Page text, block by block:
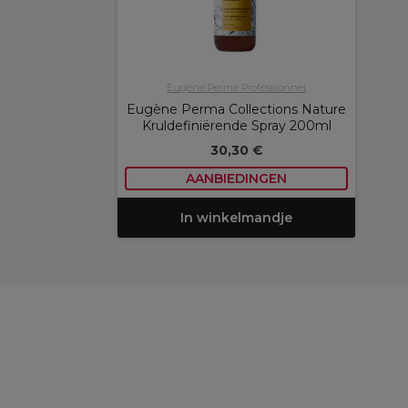
Eugène Perma Professionnel
Eugène Perma Collections Nature
Kruldefiniërende Spray 200ml
30,30 €
AANBIEDINGEN
In winkelmandje